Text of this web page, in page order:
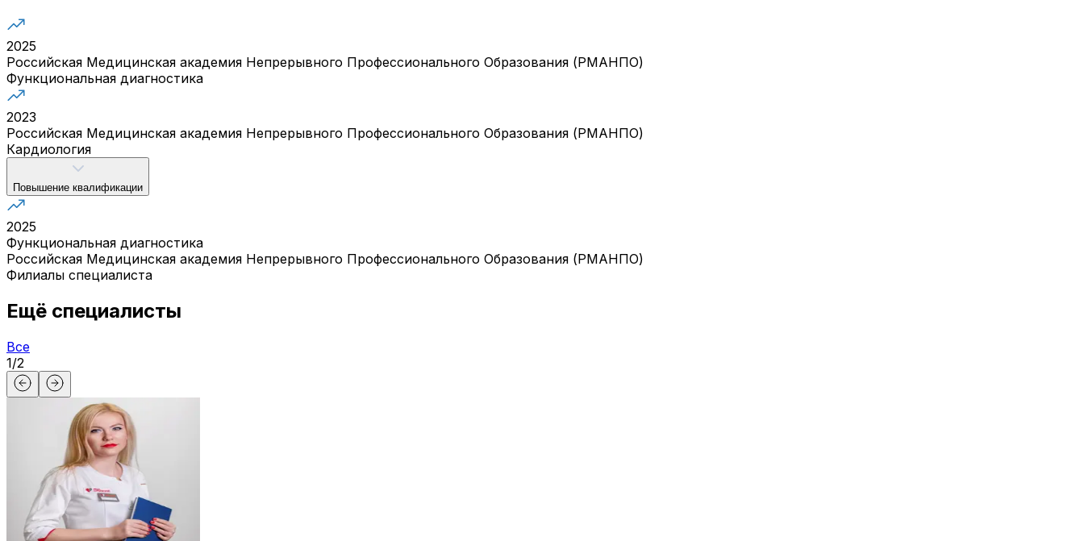
2025
Российская Медицинская академия Непрерывного Профессионального Образования (РМАНПО)
Функциональная диагностика
2023
Российская Медицинская академия Непрерывного Профессионального Образования (РМАНПО)
Кардиология
Повышение квалификации
2025
Функциональная диагностика
Российская Медицинская академия Непрерывного Профессионального Образования (РМАНПО)
Филиалы специалиста
Ещё специалисты
Все
1/2